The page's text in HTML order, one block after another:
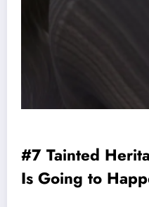
#7 Tainted
Is Going to